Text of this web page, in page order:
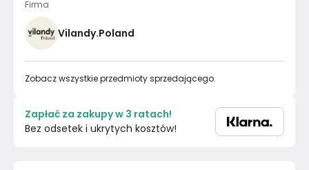
Firma
Vilandy.Poland
Zobacz wszystkie przedmioty sprzedającego.
Zapłać za zakupy w 3 ratach!
Bez odsetek i ukrytych kosztów!